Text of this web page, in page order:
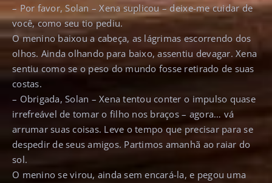
– Por favor, Solan – Xena suplicou – deixe-me cuidar de
você, como seu tio pediu.
O menino baixou a cabeça, as lágrimas escorrendo dos
olhos. Ainda olhando para baixo, assentiu devagar. Xena
sentiu como se o peso do mundo fosse retirado de suas
costas.
– Obrigada, Solan – Xena tentou conter o impulso quase
irrefreável de tomar o filho nos braços – agora… vá
arrumar suas coisas. Leve o tempo que precisar para se
despedir de seus amigos. Partimos amanhã ao raiar do
sol.
O menino se virou, ainda sem encará-la, e pegou uma